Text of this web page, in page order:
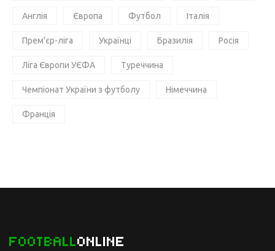
Англія Європа Футбол Італія
Прем'єр-ліга Українці Бразилія Росія
Ліга Європи УЄФА Туреччина
Чемпіонат України з футболу Німеччина
Франція
FOOTBALLONLINE